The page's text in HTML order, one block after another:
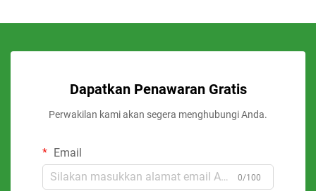
Dapatkan Penawaran Gratis
Perwakilan kami akan segera menghubungi Anda.
Email
0/100